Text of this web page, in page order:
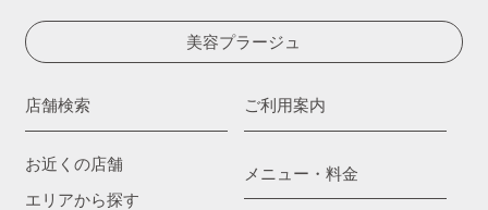
美容プラージュ
店舗検索
お近くの店舗
エリアから探す
ご利用案内
メニュー・料金